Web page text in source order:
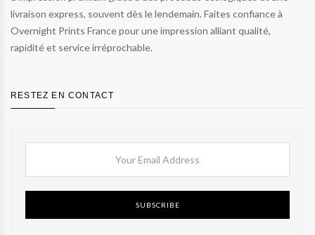
livraison express, souvent dès le lendemain. Faites confiance à
Overnight Prints France pour une impression alliant qualité,
rapidité et service irréprochable.
RESTEZ EN CONTACT
SUBSCRIBE